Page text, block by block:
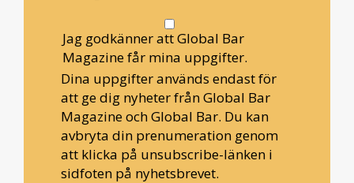
Jag godkänner att Global Bar
Magazine får mina uppgifter.
Dina uppgifter används endast för
att ge dig nyheter från Global Bar
Magazine och Global Bar. Du kan
avbryta din prenumeration genom
att klicka på unsubscribe-länken i
sidfoten på nyhetsbrevet.